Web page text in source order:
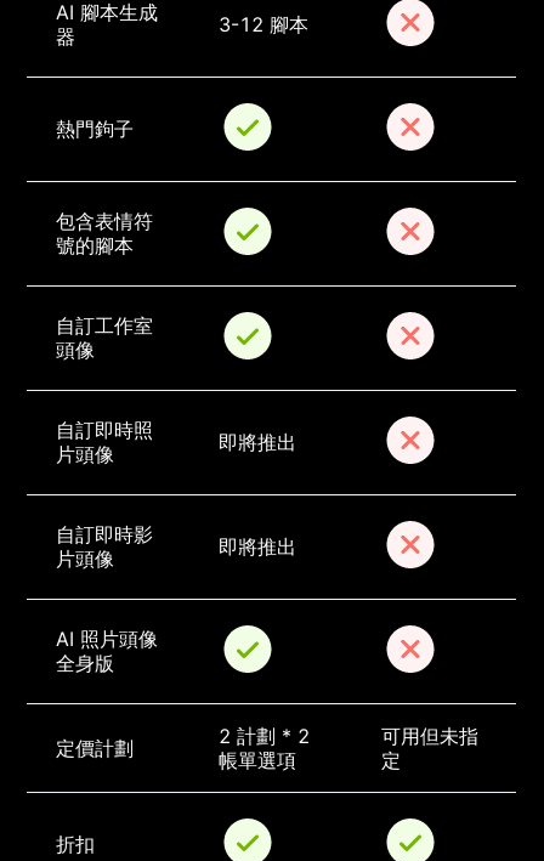
AI 腳本生成
器
3-12 腳本
熱門鉤子
包含表情符
號的腳本
自訂工作室
頭像
自訂即時照
片頭像
即將推出
自訂即時影
片頭像
即將推出
AI 照片頭像
全身版
定價計劃
2 計劃 * 2
帳單選項
可用但未指
定
折扣